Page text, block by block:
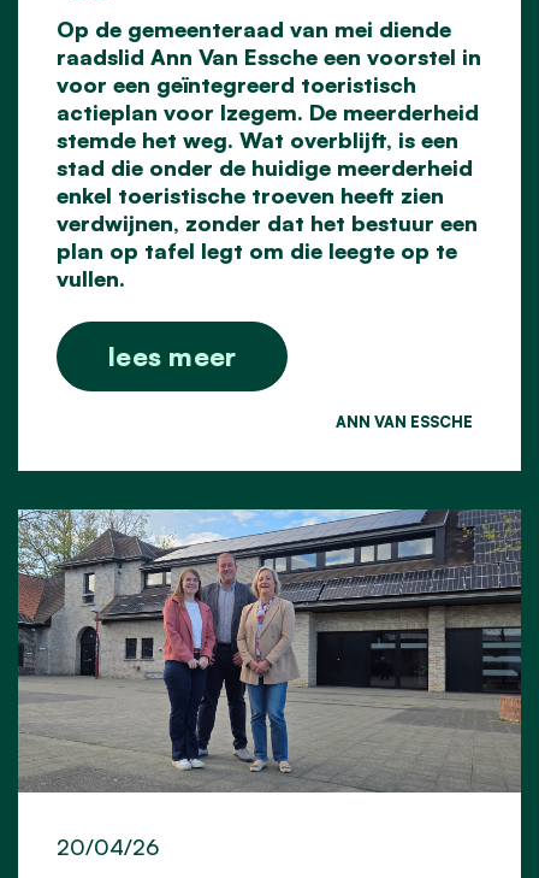
Op de gemeenteraad van mei diende
raadslid Ann Van Essche een voorstel in
voor een geïntegreerd toeristisch
actieplan voor Izegem. De meerderheid
stemde het weg. Wat overblijft, is een
stad die onder de huidige meerderheid
enkel toeristische troeven heeft zien
verdwijnen, zonder dat het bestuur een
plan op tafel legt om die leegte op te
vullen.
lees meer
ANN VAN ESSCHE
20/04/26